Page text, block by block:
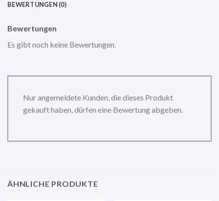
BEWERTUNGEN (0)
Bewertungen
Es gibt noch keine Bewertungen.
Nur angemeldete Kunden, die dieses Produkt
gekauft haben, dürfen eine Bewertung abgeben.
ÄHNLICHE PRODUKTE